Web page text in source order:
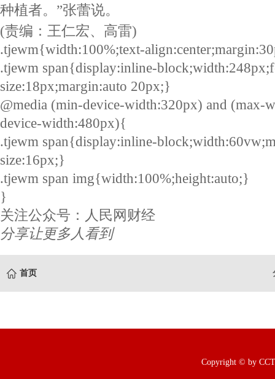
种植者。”张蕾说。
(责编：王仁宏、高雷)
.tjewm{width:100%;text-
.tjewm span{display:inline-
size:18px;margin:auto 20px;}
@media (min-device-width:320px) and (max-
device-width:480px){
.tjewm span{display:inline-
size:16px;}
.tjewm span img{width:100%;height:auto;}
}
关注公众号：人民网财经
分享让更多人看到
首页
Copyright © by